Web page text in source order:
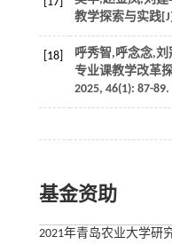
教学探索与实践
[18] 呼秀智,呼念念,刘
专业课教学改革
2025, 46(1): 87-89.
基金资助
2021年青岛农业大学研